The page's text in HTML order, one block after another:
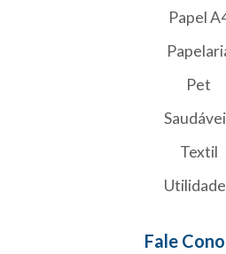
Papel
Pet
Textil
Fale